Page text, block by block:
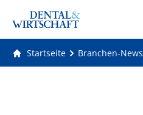
Startseite Branchen-News